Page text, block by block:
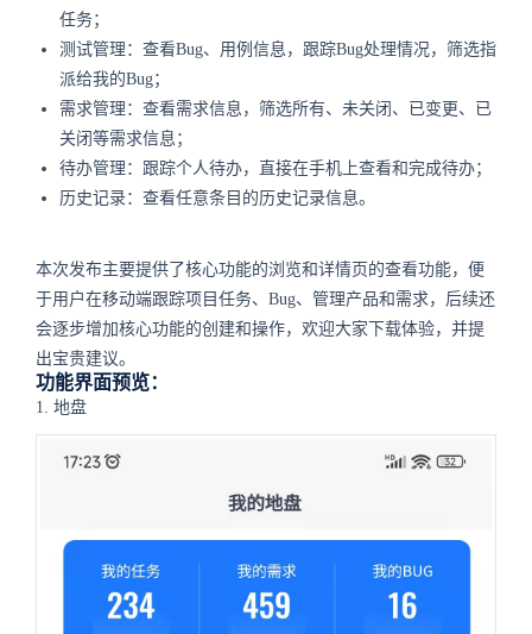
任务；
测试管理：查看Bug、用例信息，跟踪Bug处理情况，筛选指
派给我的Bug；
需求管理：查看需求信息，筛选所有、未关闭、已变更、已
关闭等需求信息；
待办管理：跟踪个人待办，直接在手机上查看和完成待办；
历史记录：查看任意条目的历史记录信息。
本次发布主要提供了核心功能的浏览和详情页的查看功能，便
于用户在移动端跟踪项目任务、Bug、管理产品和需求，后续还
会逐步增加核心功能的创建和操作，欢迎大家下载体验，并提
出宝贵建议。
功能界面预览：
1. 地盘